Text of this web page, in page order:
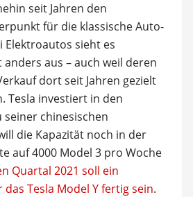
seit Jahren den
für die klassische Auto-
Elektroautos sieht es
aus – auch weil deren
dort seit Jahren gezielt
Tesla investiert in den
seiner chinesischen
die Kapazität noch in der
auf 4000 Model 3 pro Woche
Quartal 2021 soll ein
Tesla Model Y fertig sein.